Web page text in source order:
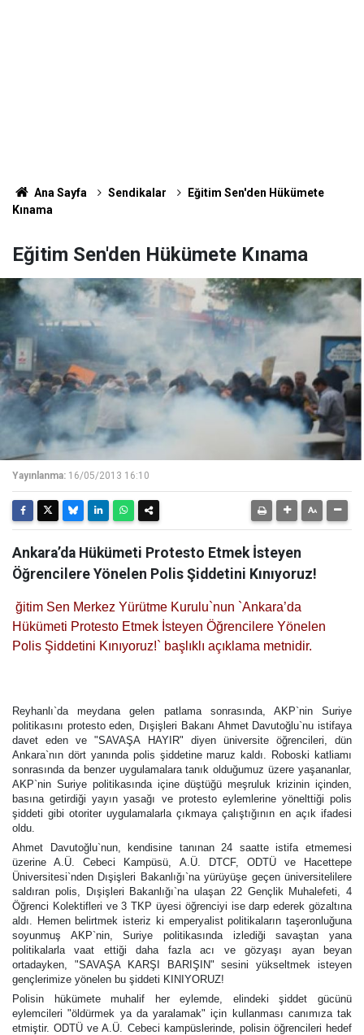
Ana Sayfa Sendikalar
Eğitim Sen'den Hükümete
Kınama
Eğitim Sen'den Hükümete Kınama
Yayınlanma: 16/05/2013 16:10
Ankara’da Hükümeti Protesto Etmek İsteyen
Öğrencilere Yönelen Polis Şiddetini Kınıyoruz!
ğitim Sen Merkez Yürütme Kurulu`nun `Ankara’da
Hükümeti Protesto Etmek İsteyen Öğrencilere Yönelen
Polis Şiddetini Kınıyoruz!` başlıklı açıklama metnidir.
Reyhanlı`da meydana gelen patlama sonrasında, AKP`nin Suriye
politikasını protesto eden, Dışişleri Bakanı Ahmet Davutoğlu`nu istifaya
davet eden ve "SAVAŞA HAYIR" diyen üniversite öğrencileri, dün
Ankara`nın dört yanında polis şiddetine maruz kaldı. Roboski katliamı
sonrasında da benzer uygulamalara tanık olduğumuz üzere yaşananlar,
AKP`nin Suriye politikasında içine düştüğü meşruluk krizinin içinden,
basına getirdiği yayın yasağı ve protesto eylemlerine yönelttiği polis
şiddeti gibi otoriter uygulamalarla çıkmaya çalıştığının en açık ifadesi
oldu.
Ahmet Davutoğlu`nun, kendisine tanınan 24 saatte istifa etmemesi
üzerine A.Ü. Cebeci Kampüsü, A.Ü. DTCF, ODTÜ ve Hacettepe
Üniversitesi`nden Dışişleri Bakanlığı`na yürüyüşe geçen üniversitelilere
saldıran polis, Dışişleri Bakanlığı`na ulaşan 22 Gençlik Muhalefeti, 4
Öğrenci Kolektifleri ve 3 TKP üyesi öğrenciyi ise darp ederek gözaltına
aldı. Hemen belirtmek isteriz ki emperyalist politikaların taşeronluğuna
soyunmuş AKP`nin, Suriye politikasında izlediği savaştan yana
politikalarla vaat ettiği daha fazla acı ve gözyaşı ayan beyan
ortadayken, "SAVAŞA KARŞI BARIŞIN" sesini yükseltmek isteyen
gençlerimize yönelen bu şiddeti KINIYORUZ!
Polisin hükümete muhalif her eylemde, elindeki şiddet gücünü
eylemcileri "öldürmek ya da yaralamak" için kullanması canımıza tak
etmiştir. ODTÜ ve A.Ü. Cebeci kampüslerinde, polisin öğrencileri hedef